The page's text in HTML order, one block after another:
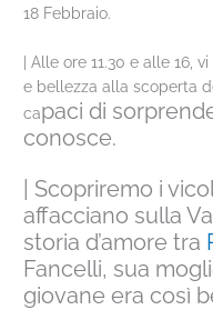
18 Febbraio.
| Alle ore 11.30 e alle 16,
e bellezza alla scoperta
capaci di
conosce.
| Scopriremo i
affacciano sulla
storia d’amore tra
Fancelli, sua
giovane era così